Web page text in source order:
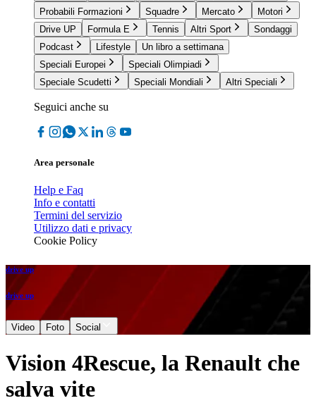
Probabili Formazioni
Squadre Mercato
Motori
Drive UP
Formula E Tennis Altri Sport
Sondaggi
Podcast
Lifestyle
Un libro a settimana
Speciali Europei
Speciali Olimpiadi
Speciale Scudetti
Speciali Mondiali Altri Speciali
Seguici anche su
Area personale
Help e Faq
Info e contatti
Termini del servizio
Utilizzo dati e privacy
Cookie Policy
drive up
drive up
Video Foto Social
Vision 4Rescue, la Renault che
salva vite